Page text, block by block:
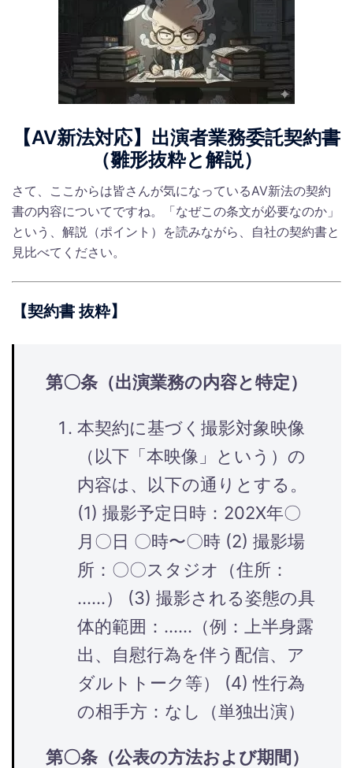
【AV新法対応】出演者業務委託契約書
（雛形抜粋と解説）
さて、ここからは皆さんが気になっているAV新法の契約
書の内容についてですね。「なぜこの条文が必要なのか」
という、解説（ポイント）を読みながら、自社の契約書と
見比べてください。
【契約書 抜粋】
第〇条（出演業務の内容と特定）
本契約に基づく撮影対象映像
（以下「本映像」という）の
内容は、以下の通りとする。
(1) 撮影予定日時：202X年〇
月〇日 〇時〜〇時 (2) 撮影場
所：〇〇スタジオ（住所：
……） (3) 撮影される姿態の具
体的範囲：……（例：上半身露
出、自慰行為を伴う配信、ア
ダルトトーク等） (4) 性行為
の相手方：なし（単独出演）
第〇条（公表の方法および期間）